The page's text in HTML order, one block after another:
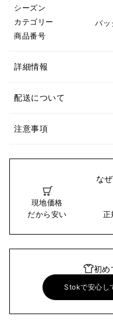
シーズン
カテゴリー
バッ
商品番号
詳細情報
配送について
注意事項
な
現地価格
だから安い
正
初め
Stokで安心し